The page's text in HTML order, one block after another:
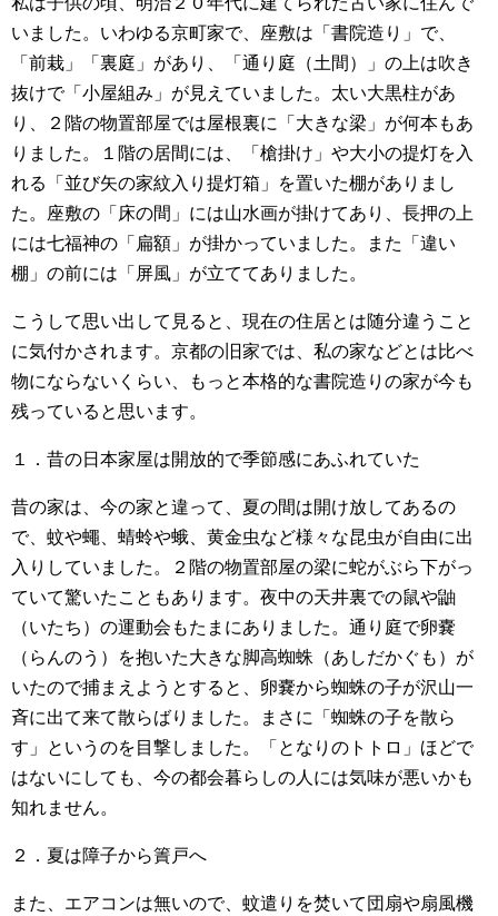
いました。いわゆる京町家で、座敷は「書院造り」で、
「前栽」「裏庭」があり、「通り庭（土間）」の上は吹き
抜けで「小屋組み」が見えていました。太い大黒柱があ
り、２階の物置部屋では屋根裏に「大きな梁」が何本もあ
りました。１階の居間には、「槍掛け」や大小の提灯を入
れる「並び矢の家紋入り提灯箱」を置いた棚がありまし
た。座敷の「床の間」には山水画が掛けてあり、長押の上
には七福神の「扁額」が掛かっていました。また「違い
棚」の前には「屏風」が立ててありました。
こうして思い出して見ると、現在の住居とは随分違うこと
に気付かされます。京都の旧家では、私の家などとは比べ
物にならないくらい、もっと本格的な書院造りの家が今も
残っていると思います。
１．昔の日本家屋は開放的で季節感にあふれていた
昔の家は、今の家と違って、夏の間は開け放してあるの
で、蚊や蠅、蜻蛉や蛾、黄金虫など様々な昆虫が自由に出
入りしていました。２階の物置部屋の梁に蛇がぶら下がっ
ていて驚いたこともあります。夜中の天井裏での鼠や鼬
（いたち）の運動会もたまにありました。通り庭で卵嚢
（らんのう）を抱いた大きな脚高蜘蛛（あしだかぐも）が
いたので捕まえようとすると、卵嚢から蜘蛛の子が沢山一
斉に出て来て散らばりました。まさに「蜘蛛の子を散ら
す」というのを目撃しました。「となりのトトロ」ほどで
はないにしても、今の都会暮らしの人には気味が悪いかも
知れません。
２．夏は障子から簀戸へ
また、エアコンは無いので、蚊遣りを焚いて団扇や扇風機